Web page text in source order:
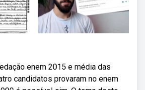
enem 2015 e média das
candidatos provaram no enem